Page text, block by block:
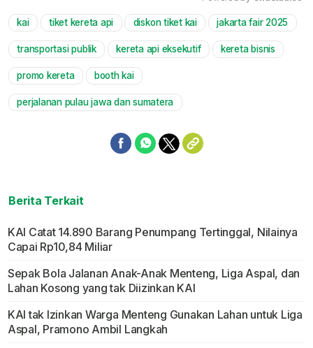
Mute
kai tiket kereta api diskon tiket kai jakarta fair 2025
transportasi publik kereta api eksekutif kereta bisnis
promo kereta booth kai
perjalanan pulau jawa dan sumatera
Berita Terkait
KAI Catat 14.890 Barang Penumpang Tertinggal, Nilainya
Capai Rp10,84 Miliar
Sepak Bola Jalanan Anak-Anak Menteng, Liga Aspal, dan
Lahan Kosong yang tak Diizinkan KAI
KAI tak Izinkan Warga Menteng Gunakan Lahan untuk Liga
Aspal, Pramono Ambil Langkah